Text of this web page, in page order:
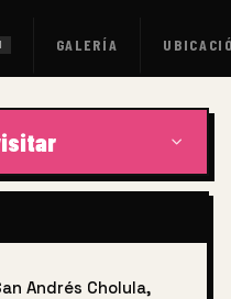
1 GALERÍA
Andrés Cholula,